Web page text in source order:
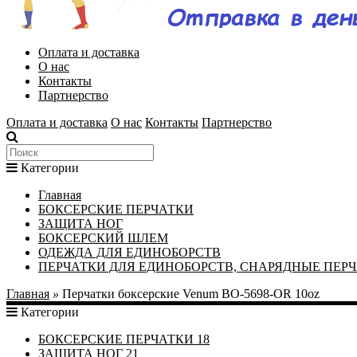
Оплата и доставка
О нас
Контакты
Партнерство
Оплата и доставка О нас Контакты Партнерство
Категории
Главная
БОКСЕРСКИЕ ПЕРЧАТКИ
ЗАЩИТА НОГ
БОКСЕРСКИЙ ШЛЕМ
ОДЕЖДА ДЛЯ ЕДИНОБОРСТВ
ПЕРЧАТКИ ДЛЯ ЕДИНОБОРСТВ, СНАРЯДНЫЕ
Главная » Перчатки боксерские Venum BO-5698-OR 10oz
Категории
БОКСЕРСКИЕ ПЕРЧАТКИ 18
ЗАЩИТА НОГ 21